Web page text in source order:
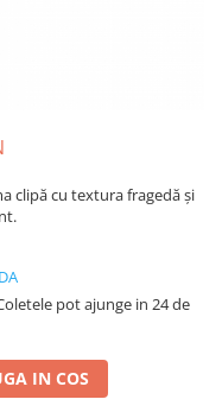
clipă cu textura fragedă și
pot ajunge in 24 de
IN COS